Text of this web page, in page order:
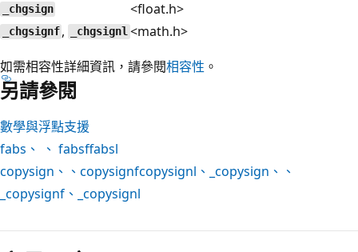
_chgsign <float.h>
_chgsignf , _chgsignl<math.h>
如需相容性詳細資訊，請參閱相容性 。
另請參閱
數學與浮點支援
fabs 、 、 fabsffabsl
copysign 、、 copysignfcopysignl 、 _copysign 、、
_copysignf 、 _copysignl